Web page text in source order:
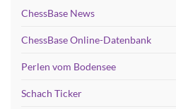
ChessBase News
ChessBase Online-Datenbank
Perlen vom Bodensee
Schach Ticker